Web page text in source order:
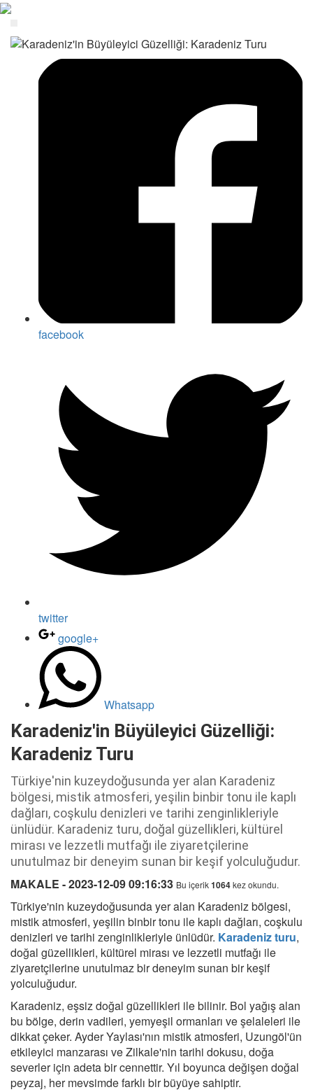
facebook
twitter
google+
Whatsapp
Karadeniz'in Büyüleyici Güzelliği:
Karadeniz Turu
Türkiye'nin kuzeydoğusunda yer alan Karadeniz
bölgesi, mistik atmosferi, yeşilin binbir tonu ile kaplı
dağları, coşkulu denizleri ve tarihi zenginlikleriyle
ünlüdür. Karadeniz turu, doğal güzellikleri, kültürel
mirası ve lezzetli mutfağı ile ziyaretçilerine
unutulmaz bir deneyim sunan bir keşif yolculuğudur.
MAKALE - 2023-12-09 09:16:33 Bu içerik1064kez okundu.
Türkiye'nin kuzeydoğusunda yer alan Karadeniz bölgesi,
mistik atmosferi, yeşilin binbir tonu ile kaplı dağları, coşkulu
denizleri ve tarihi zenginlikleriyle ünlüdür. Karadeniz turu,
doğal güzellikleri, kültürel mirası ve lezzetli mutfağı ile
ziyaretçilerine unutulmaz bir deneyim sunan bir keşif
yolculuğudur.
Karadeniz, eşsiz doğal güzellikleri ile bilinir. Bol yağış alan
bu bölge, derin vadileri, yemyeşil ormanları ve şelaleleri ile
dikkat çeker. Ayder Yaylası'nın mistik atmosferi, Uzungöl'ün
etkileyici manzarası ve Zilkale'nin tarihi dokusu, doğa
severler için adeta bir cennettir. Yıl boyunca değişen doğal
peyzaj, her mevsimde farklı bir büyüye sahiptir.